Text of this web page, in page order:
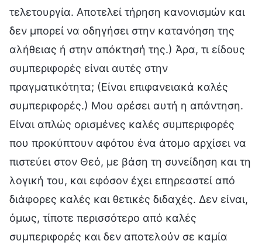
τελετουργία. Αποτελεί τήρηση κανονισμών και
δεν μπορεί να οδηγήσει στην κατανόηση της
αλήθειας ή στην απόκτησή της.) Άρα, τι είδους
συμπεριφορές είναι αυτές στην
πραγματικότητα; (Είναι επιφανειακά καλές
συμπεριφορές.) Μου αρέσει αυτή η απάντηση.
Είναι απλώς ορισμένες καλές συμπεριφορές
που προκύπτουν αφότου ένα άτομο αρχίσει να
πιστεύει στον Θεό, με βάση τη συνείδηση και τη
λογική του, και εφόσον έχει επηρεαστεί από
διάφορες καλές και θετικές διδαχές. Δεν είναι,
όμως, τίποτε περισσότερο από καλές
συμπεριφορές και δεν αποτελούν σε καμία